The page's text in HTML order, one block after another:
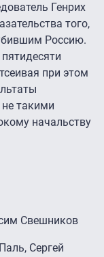
Генрих
того,
Россию.
при этом
такими
начальству
Свешников
Сергей